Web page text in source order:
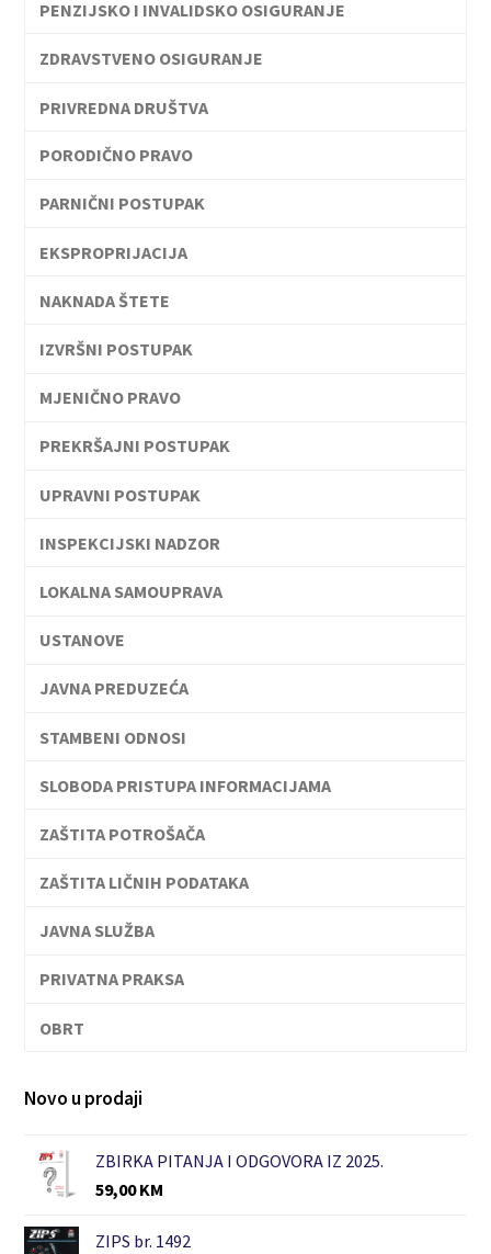
PENZIJSKO I INVALIDSKO OSIGURANJE
ZDRAVSTVENO OSIGURANJE
PRIVREDNA DRUŠTVA
PORODIČNO PRAVO
PARNIČNI POSTUPAK
EKSPROPRIJACIJA
NAKNADA ŠTETE
IZVRŠNI POSTUPAK
MJENIČNO PRAVO
PREKRŠAJNI POSTUPAK
UPRAVNI POSTUPAK
INSPEKCIJSKI NADZOR
LOKALNA SAMOUPRAVA
USTANOVE
JAVNA PREDUZEĆA
STAMBENI ODNOSI
SLOBODA PRISTUPA INFORMACIJAMA
ZAŠTITA POTROŠAČA
ZAŠTITA LIČNIH PODATAKA
JAVNA SLUŽBA
PRIVATNA PRAKSA
OBRT
Novo u prodaji
ZBIRKA PITANJA I ODGOVORA IZ 2025.
59,00KM
ZIPS br. 1492